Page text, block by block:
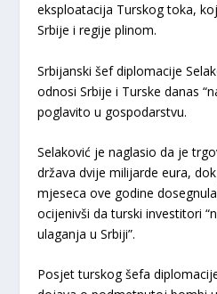
eksploatacija Turskog toka,
Srbije i regije plinom.
Srbijanski šef diplomacije
odnosi Srbije i Turske danas
poglavito u gospodarstvu.
Selaković je naglasio da je
država dvije milijarde eura,
mjeseca ove godine
ocijenivši da turski investitori
ulaganja u Srbiji”.
Posjet turskog šefa